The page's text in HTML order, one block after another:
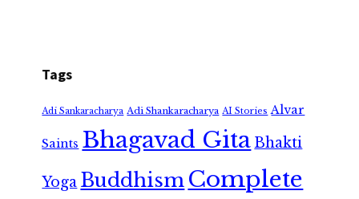
Tags
Adi Sankaracharya Adi Shankaracharya AI Stories Alvar
Saints Bhagavad GitaBhakti
Yoga Buddhism Complete